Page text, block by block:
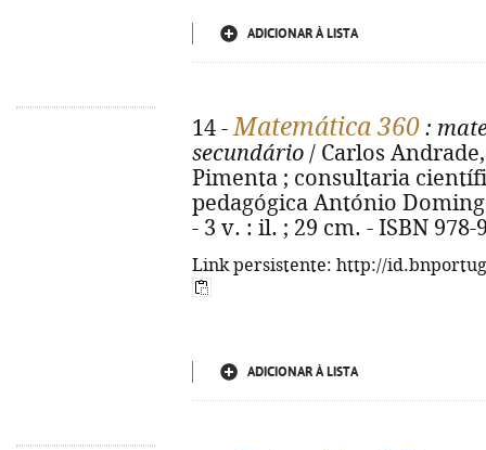
ADICIONAR À LISTA
14 -Matemática 360 :
secundário / Carlos
Pimenta ; consultaria
pedagógica António
- 3 v. : il. ; 29 cm. - ISBN 978-
Link persistente: http://
ADICIONAR À LISTA